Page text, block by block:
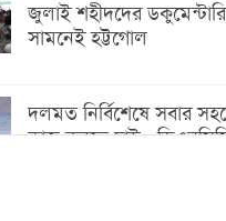
জুলাই শহীদদের ডকুমেন্টারি
সামনেই হট্টগোল
দলমত নির্বিশেষে সবার
কাজ করতে চাই :